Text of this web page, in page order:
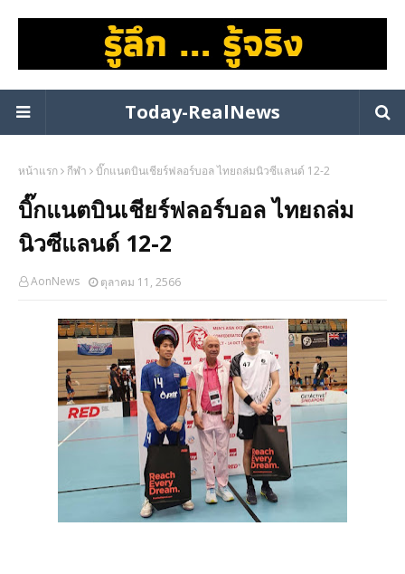
Today-RealNews
หน้าแรก กีฬา บิ๊กแนตบินเชียร์ฟลอร์บอล ไทยถล่มนิวซีแลนด์ 12-2
บิ๊กแนตบินเชียร์ฟลอร์บอล ไทยถล่ม
นิวซีแลนด์ 12-2
AonNews ตุลาคม 11, 2566